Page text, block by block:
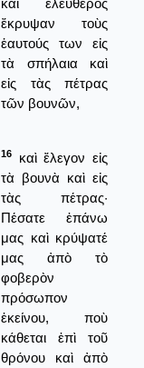
καὶ ἐλεύθερος
ἔκρυψαν τοὺς
ἑαυτούς των εἰς
τὰ σπήλαια καὶ
εἰς τὰς πέτρας
τῶν βουνῶν,
16
καὶ ἔλεγον εἰς
τὰ βουνὰ καὶ εἰς
τὰς πέτρας·
Πέσατε ἐπάνω
μας καὶ κρύψατέ
μας ἀπὸ τὸ
φοβερὸν
πρόσωπον
ἐκείνου, ποὺ
κάθεται ἐπὶ τοῦ
θρόνου καὶ ἀπὸ